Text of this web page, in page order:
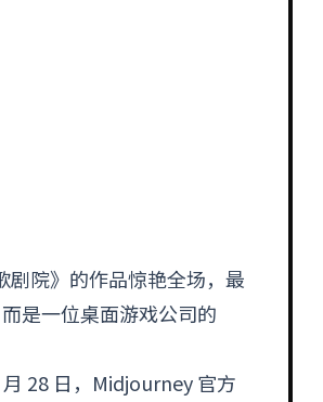
剧院》的作品惊艳全场，最
是一位桌面游戏公司的
28 日，Midjourney 官方